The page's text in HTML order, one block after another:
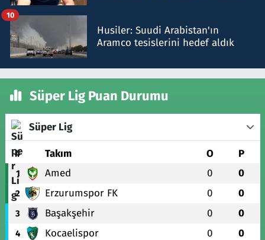
Husiler: Suudi Arabistan'ın
Aramco tesislerini hedef aldık
10
Süper Lig Puan Durumu
Süper Lig
# Takım O P
1 Amed 0 0
2 Erzurumspor FK 0 0
3 Başakşehir 0 0
4 Kocaelispor 0 0